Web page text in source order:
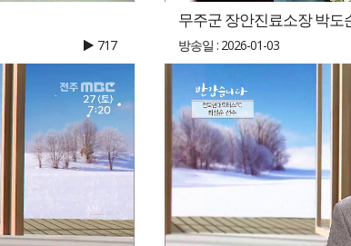
717
무주군 장안진료소장 박도
방송일 : 2026-01-03